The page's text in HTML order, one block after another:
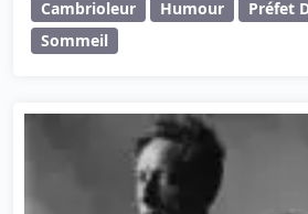
Cambrioleur Humour
Préfet
Sommeil